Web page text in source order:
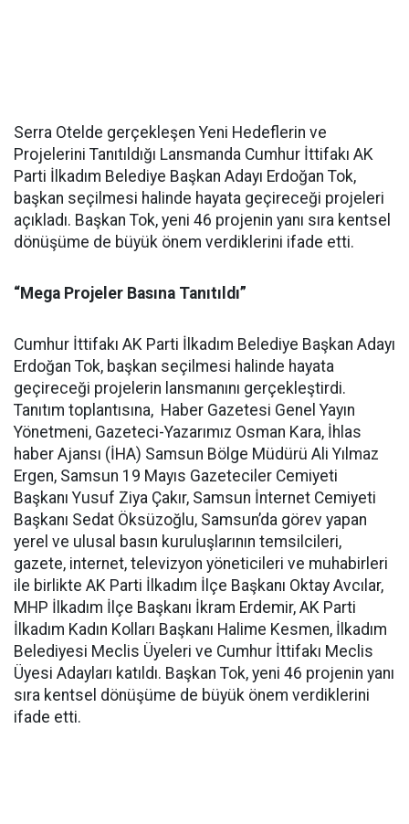
Serra Otelde gerçekleşen Yeni Hedeflerin ve
Projelerini Tanıtıldığı Lansmanda Cumhur İttifakı AK
Parti İlkadım Belediye Başkan Adayı Erdoğan Tok,
başkan seçilmesi halinde hayata geçireceği projeleri
açıkladı. Başkan Tok, yeni 46 projenin yanı sıra kentsel
dönüşüme de büyük önem verdiklerini ifade etti.
“Mega Projeler Basına Tanıtıldı”
Cumhur İttifakı AK Parti İlkadım Belediye Başkan Adayı
Erdoğan Tok, başkan seçilmesi halinde hayata
geçireceği projelerin lansmanını gerçekleştirdi.
Tanıtım toplantısına, Haber Gazetesi Genel Yayın
Yönetmeni, Gazeteci-Yazarımız Osman Kara, İhlas
haber Ajansı (İHA) Samsun Bölge Müdürü Ali Yılmaz
Ergen, Samsun 19 Mayıs Gazeteciler Cemiyeti
Başkanı Yusuf Ziya Çakır, Samsun İnternet Cemiyeti
Başkanı Sedat Öksüzoğlu, Samsun’da görev yapan
yerel ve ulusal basın kuruluşlarının temsilcileri,
gazete, internet, televizyon yöneticileri ve muhabirleri
ile birlikte AK Parti İlkadım İlçe Başkanı Oktay Avcılar,
MHP İlkadım İlçe Başkanı İkram Erdemir, AK Parti
İlkadım Kadın Kolları Başkanı Halime Kesmen, İlkadım
Belediyesi Meclis Üyeleri ve Cumhur İttifakı Meclis
Üyesi Adayları katıldı. Başkan Tok, yeni 46 projenin yanı
sıra kentsel dönüşüme de büyük önem verdiklerini
ifade etti.